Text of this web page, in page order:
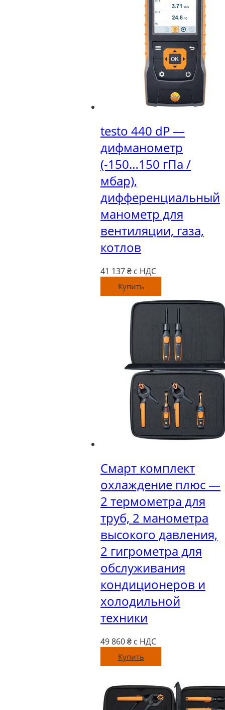
testo 440 dP —
дифманометр
(-150…150 гПа /
мбар),
дифференциальный
манометр для
вентиляции, газа,
котлов
41 137₴ с НДС
Купить
Смарт комплект
охлаждение плюс —
2 термометра для
труб, 2 манометра
высокого давления,
2 гигрометра для
обслуживания
кондиционеров и
холодильной
техники
49 860₴ с НДС
Купить